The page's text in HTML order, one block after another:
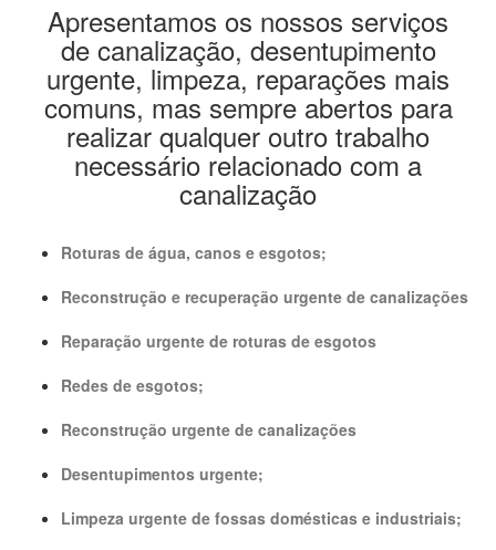
Apresentamos os nossos serviços
de canalização, desentupimento
urgente, limpeza, reparações mais
comuns, mas sempre abertos para
realizar qualquer outro trabalho
necessário relacionado com a
canalização
Roturas de água, canos e esgotos;
Reconstrução e recuperação urgente de canalizações
Reparação urgente de roturas de esgotos
Redes de esgotos;
Reconstrução urgente de canalizações
Desentupimentos urgente;
Limpeza urgente de fossas domésticas e industriais;